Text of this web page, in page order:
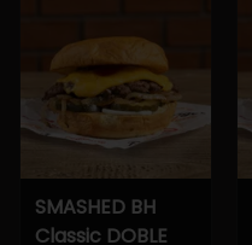
SMASHED BH
Classic DOBLE